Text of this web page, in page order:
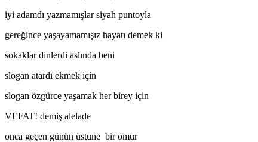
iyi adamdı yazmamışlar siyah puntoyla
gereğince yaşayamamışız hayatı demek ki
sokaklar dinlerdi aslında beni
slogan atardı ekmek için
slogan özgürce yaşamak her birey için
VEFAT! demiş alelade
onca geçen günün üstüne bir ömür